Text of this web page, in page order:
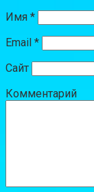
Имя *
Email *
Сайт
Комментарий